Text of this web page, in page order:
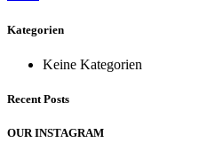
Kategorien
Keine Kategorien
Recent Posts
OUR INSTAGRAM